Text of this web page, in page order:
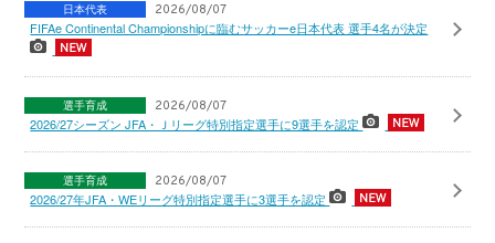
日本代表 2026/08/07
FIFAe Continental Championshipに臨むサッカーe日本代表 選手4名が決定
選手育成 2026/08/07
2026/27シーズン JFA・Ｊリーグ特別指定選手に9選手を認定
選手育成 2026/08/07
2026/27年JFA・WEリーグ特別指定選手に3選手を認定